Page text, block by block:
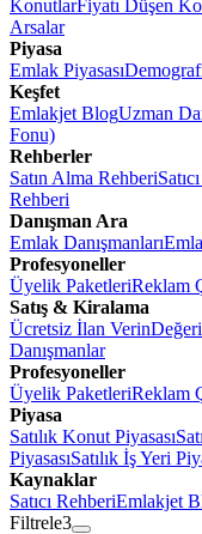
KonutlarFiyatı Düşen
Arsalar
Piyasa
Emlak Piyasası
Keşfet
Emlakjet BlogUzman
Fonu)
Rehberler
Satın Alma Rehberi
Rehberi
Danışman Ara
Emlak Danışmanları
Profesyoneller
Üyelik PaketleriReklam
Satış & Kiralama
Ücretsiz İlan Verin
Danışmanlar
Profesyoneller
Üyelik PaketleriReklam
Piyasa
Satılık Konut Piyasası
PiyasasıSatılık İş Yeri
Kaynaklar
Satıcı RehberiEmlakjet
Filtrele3